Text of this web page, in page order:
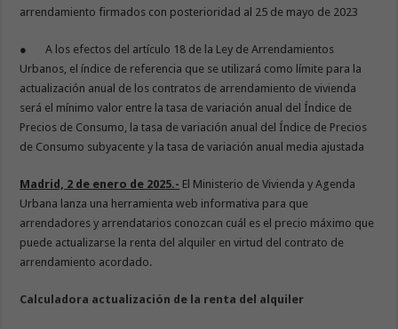
arrendamiento firmados con posterioridad al 25 de mayo de 2023
● A los efectos del artículo 18 de la Ley de Arrendamientos
Urbanos, el índice de referencia que se utilizará como límite para la
actualización anual de los contratos de arrendamiento de vivienda
será el mínimo valor entre la tasa de variación anual del Índice de
Precios de Consumo, la tasa de variación anual del Índice de Precios
de Consumo subyacente y la tasa de variación anual media ajustada
Madrid, 2 de enero de 2025.- El Ministerio de Vivienda y Agenda
Urbana lanza una herramienta web informativa para que
arrendadores y arrendatarios conozcan cuál es el precio máximo que
puede actualizarse la renta del alquiler en virtud del contrato de
arrendamiento acordado.
Calculadora actualización de la renta del alquiler